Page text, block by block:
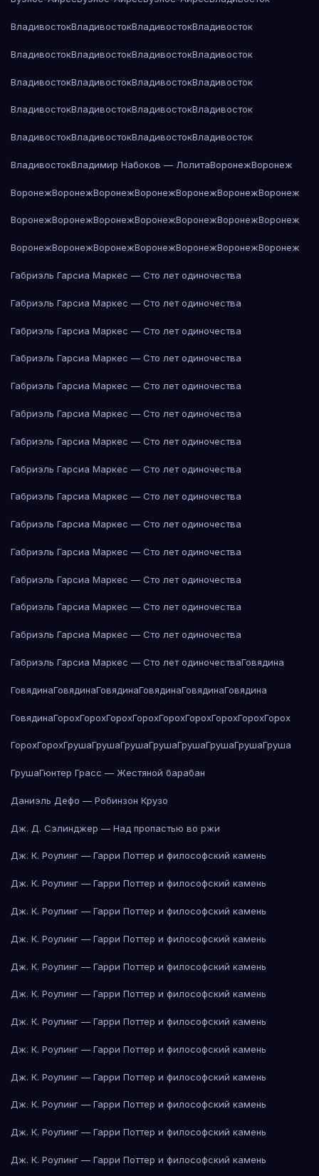
ВладивостокВладивостокВладивостокВладивосток
ВладивостокВладивостокВладивостокВладивосток
ВладивостокВладивостокВладивостокВладивосток
ВладивостокВладивостокВладивостокВладивосток
ВладивостокВладивостокВладивостокВладивосток
ВладивостокВладимир Набоков — ЛолитаВоронежВоронеж
ВоронежВоронежВоронежВоронежВоронежВоронежВоронеж
ВоронежВоронежВоронежВоронежВоронежВоронежВоронеж
ВоронежВоронежВоронежВоронежВоронежВоронежВоронеж
Габриэль Гарсиа Маркес — Сто лет одиночества
Габриэль Гарсиа Маркес — Сто лет одиночества
Габриэль Гарсиа Маркес — Сто лет одиночества
Габриэль Гарсиа Маркес — Сто лет одиночества
Габриэль Гарсиа Маркес — Сто лет одиночества
Габриэль Гарсиа Маркес — Сто лет одиночества
Габриэль Гарсиа Маркес — Сто лет одиночества
Габриэль Гарсиа Маркес — Сто лет одиночества
Габриэль Гарсиа Маркес — Сто лет одиночества
Габриэль Гарсиа Маркес — Сто лет одиночества
Габриэль Гарсиа Маркес — Сто лет одиночества
Габриэль Гарсиа Маркес — Сто лет одиночества
Габриэль Гарсиа Маркес — Сто лет одиночества
Габриэль Гарсиа Маркес — Сто лет одиночества
Габриэль Гарсиа Маркес — Сто лет одиночестваГовядина
ГовядинаГовядинаГовядинаГовядинаГовядинаГовядина
ГовядинаГорохГорохГорохГорохГорохГорохГорохГорохГорох
ГорохГорохГрушаГрушаГрушаГрушаГрушаГрушаГрушаГруша
ГрушаГюнтер Грасс — Жестяной барабан
Даниэль Дефо — Робинзон Крузо
Дж. Д. Сэлинджер — Над пропастью во ржи
Дж. К. Роулинг — Гарри Поттер и философский камень
Дж. К. Роулинг — Гарри Поттер и философский камень
Дж. К. Роулинг — Гарри Поттер и философский камень
Дж. К. Роулинг — Гарри Поттер и философский камень
Дж. К. Роулинг — Гарри Поттер и философский камень
Дж. К. Роулинг — Гарри Поттер и философский камень
Дж. К. Роулинг — Гарри Поттер и философский камень
Дж. К. Роулинг — Гарри Поттер и философский камень
Дж. К. Роулинг — Гарри Поттер и философский камень
Дж. К. Роулинг — Гарри Поттер и философский камень
Дж. К. Роулинг — Гарри Поттер и философский камень
Дж. К. Роулинг — Гарри Поттер и философский камень